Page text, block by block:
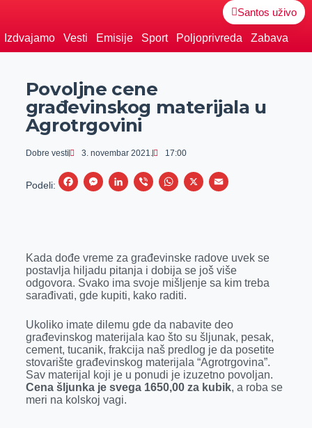
Santos uživo
Izdvajamo Vesti Emisije Sport Poljoprivreda Zabava
Povoljne cene
građevinskog materijala u
Agrotrgovini
Dobre vesti 3. novembar 2021. 17:00
Podeli:
F
b
o
o
M
e
n
g
e
r
L
e
d
I
V
r
W
s
A
p
p
X
E
l
Kada dođe vreme za građevinske radove uvek se
postavlja hiljadu pitanja i dobija se još više
odgovora. Svako ima svoje mišljenje sa kim treba
sarađivati, gde kupiti, kako raditi.
Ukoliko imate dilemu gde da nabavite deo
građevinskog materijala kao što su šljunak, pesak,
cement, tucanik, frakcija naš predlog je da posetite
stovarište građevinskog materijala “Agrotrgovina”.
Sav materijal koji je u ponudi je izuzetno povoljan.
Cena šljunka je svega 1650,00 za kubik, a roba se
meri na kolskoj vagi.